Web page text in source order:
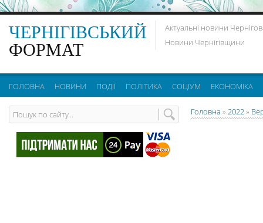
ЧЕРНІГІВСЬКИЙ
ФОРМАТ
Актуальні новини
Новини Чернігівщини
ГОЛОВНА НОВИНИ ПОДІЇ ПОЛІТИКА СОЦІУМ ЕКОНОМІКА
Головна » 2022»